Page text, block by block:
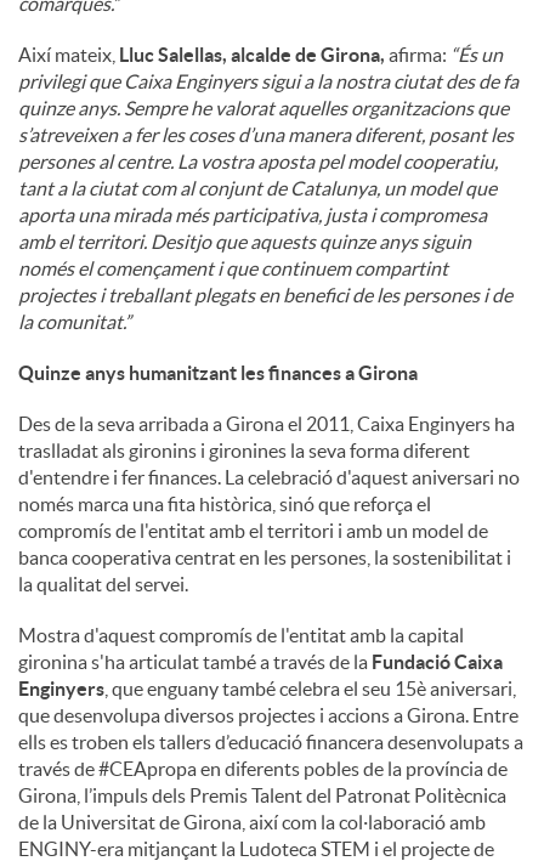
Així mateix, Lluc Salellas, alcalde de Girona, afirma: “És un
privilegi que Caixa Enginyers sigui a la nostra ciutat des de fa
quinze anys. Sempre he valorat aquelles organitzacions que
s’atreveixen a fer les coses d’una manera diferent, posant les
persones al centre. La vostra aposta pel model cooperatiu,
tant a la ciutat com al conjunt de Catalunya, un model que
aporta una mirada més participativa, justa i compromesa
amb el territori. Desitjo que aquests quinze anys siguin
només el començament i que continuem compartint
projectes i treballant plegats en benefici de les persones i de
la comunitat.”
Quinze anys humanitzant les finances a Girona
Des de la seva arribada a Girona el 2011, Caixa Enginyers ha
traslladat als gironins i gironines la seva forma diferent
d'entendre i fer finances. La celebració d'aquest aniversari no
només marca una fita històrica, sinó que reforça el
compromís de l'entitat amb el territori i amb un model de
banca cooperativa centrat en les persones, la sostenibilitat i
la qualitat del servei.
Mostra d'aquest compromís de l'entitat amb la capital
gironina s'ha articulat també a través de la Fundació Caixa
Enginyers , que enguany també celebra el seu 15è aniversari,
que desenvolupa diversos projectes i accions a Girona. Entre
ells es troben els tallers d’educació financera desenvolupats a
través de #CEApropa en diferents pobles de la província de
Girona, l’impuls dels Premis Talent del Patronat Politècnica
de la Universitat de Girona, així com la col·laboració amb
ENGINY-era mitjançant la Ludoteca STEM i el projecte de